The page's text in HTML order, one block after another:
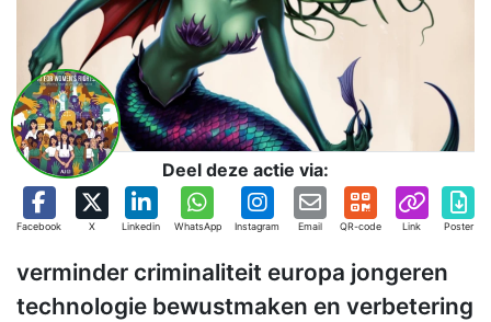
Deel deze actie via:
Facebook X Linkedin WhatsApp Instagram Email QR-code Link Poster
verminder criminaliteit europa jongeren
technologie bewustmaken en verbetering